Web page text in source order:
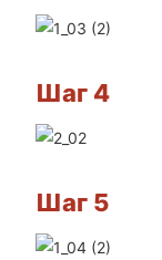
Шаг 4
Шаг 5